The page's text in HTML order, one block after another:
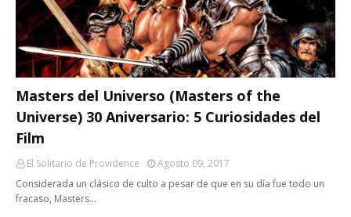
Masters del Universo (Masters of the
Universe) 30 Aniversario: 5 Curiosidades del
Film
El Solitario de Providence
Agosto 09, 2017
Considerada un clásico de culto a pesar de que en su día fue todo un
fracaso, Masters…